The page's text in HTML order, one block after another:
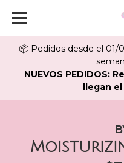
📦 Pedidos desde el 01/
NUEVOS PEDIDOS:
llegan